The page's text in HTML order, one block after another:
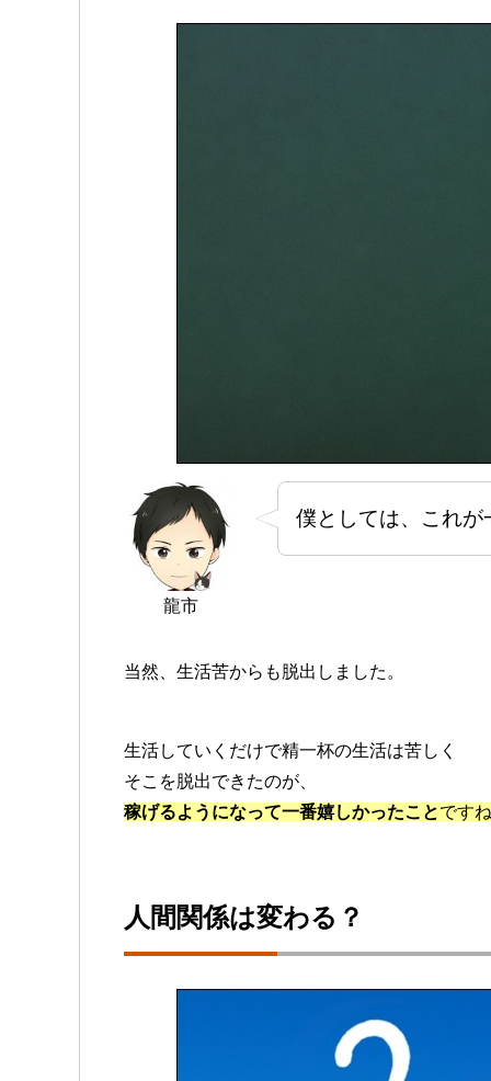
龍市
僕としては、これが
当然、生活苦からも脱出しました。
生活していくだけで精一杯の生活は苦しく
そこを脱出できたのが、
稼げるようになって一番嬉しかったことです
人間関係は変わる？